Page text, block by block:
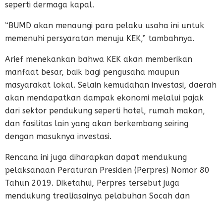
seperti dermaga kapal.
“BUMD akan menaungi para pelaku usaha ini untuk
memenuhi persyaratan menuju KEK,” tambahnya.
Arief menekankan bahwa KEK akan memberikan
manfaat besar, baik bagi pengusaha maupun
masyarakat lokal. Selain kemudahan investasi, daerah
akan mendapatkan dampak ekonomi melalui pajak
dari sektor pendukung seperti hotel, rumah makan,
dan fasilitas lain yang akan berkembang seiring
dengan masuknya investasi.
Rencana ini juga diharapkan dapat mendukung
pelaksanaan Peraturan Presiden (Perpres) Nomor 80
Tahun 2019. Diketahui, Perpres tersebut juga
mendukung trealiasainya pelabuhan Socah dan